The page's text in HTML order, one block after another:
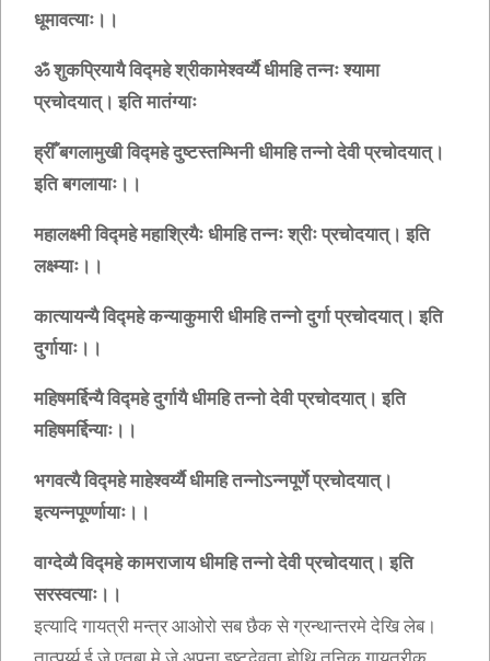
धूमावत्याः।।
ॐ शुकप्रियायै विद्महे श्रीकामेश्वर्य्यै धीमहि तन्नः श्यामा
प्रचोदयात्। इति मातंग्याः
ह्रीँ बगलामुखी विद्महे दुष्टस्तम्भिनी धीमहि तन्नो देवी प्रचोदयात्।
इति बगलायाः।।
महालक्ष्मी विद्महे महाश्रियैः धीमहि तन्नः श्रीः प्रचोदयात्। इति
लक्ष्म्याः।।
कात्यायन्यै विद्महे कन्याकुमारी धीमहि तन्नो दुर्गा प्रचोदयात्। इति
दुर्गायाः।।
महिषमर्द्दिन्यै विद्महे दुर्गायै धीमहि तन्नो देवी प्रचोदयात्। इति
महिषमर्द्दिन्याः।।
भगवत्यै विद्महे माहेश्वर्य्यै धीमहि तन्नोऽन्नपूर्णे प्रचोदयात्।
इत्यन्नपूर्ण्णायाः।।
वाग्देव्यै विद्महे कामराजाय धीमहि तन्नो देवी प्रचोदयात्। इति
सरस्वत्याः।।
इत्यादि गायत्री मन्त्र आओरो सब छैक से ग्रन्थान्तरमे देखि लेब।